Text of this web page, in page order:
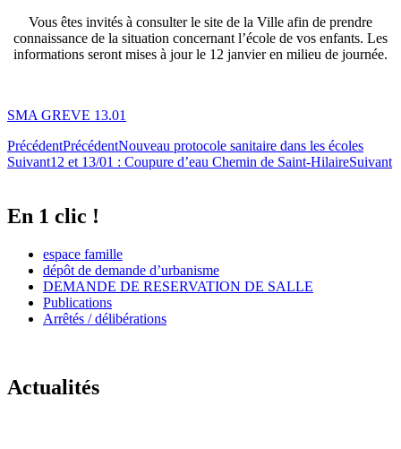
Vous êtes invités à consulter le site de la Ville afin de prendre
connaissance de la situation concernant l’école de vos enfants. Les
informations seront mises à jour le 12 janvier en milieu de journée.
SMA GREVE 13.01
PrécédentPrécédentNouveau protocole sanitaire dans les écoles
Suivant12 et 13/01 : Coupure d’eau Chemin de Saint-HilaireSuivant
En 1 clic !
espace famille
dépôt de demande d’urbanisme
DEMANDE DE RESERVATION DE SALLE
Publications
Arrêtés / délibérations
Actualités